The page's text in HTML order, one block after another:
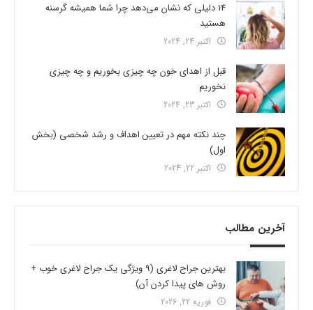
14 دلیلی که نشان می‌دهد چرا شما همیشه گرسنه
هستید
اکتبر 24, 2024
قبل از اهدای خون چه چیزی بخوریم و چه چیزی
نخوریم
اکتبر 23, 2024
چند نکته مهم در تعیین اهداف و رشد شخصی (بخش
اول)
اکتبر 22, 2024
آخرین مطالب
بهترین جراح لاغری (9 ویژگی یک جراح لاغری خوب +
روش های پیدا کردن آن)
فوریه 22, 2026